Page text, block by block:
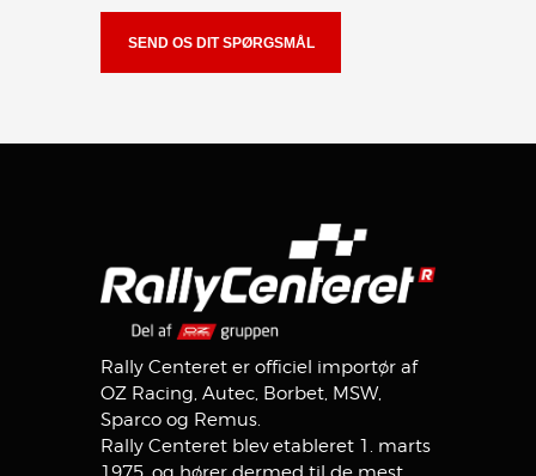
Rally Centeret er officiel importør af
OZ Racing, Autec, Borbet, MSW,
Sparco og Remus.
Rally Centeret blev etableret 1. marts